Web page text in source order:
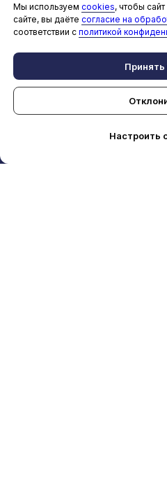
Мы используем cookies, чтобы
сайте, вы даёте согласие на
соответствии с политикой
Принять
Настроить